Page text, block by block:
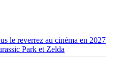
le reverrez au cinéma en 2027
Park et Zelda